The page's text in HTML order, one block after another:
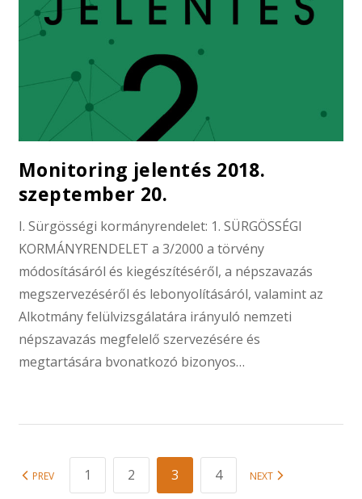
Monitoring jelentés 2018.
szeptember 20.
I. Sürgösségi kormányrendelet: 1. SÜRGÖSSÉGI
KORMÁNYRENDELET a 3/2000 a törvény
módosításáról és kiegészítéséről, a népszavazás
megszervezéséről és lebonyolításáról, valamint az
Alkotmány felülvizsgálatára irányuló nemzeti
népszavazás megfelelő szervezésére és
megtartására bvonatkozó bizonyos…
PREV 1 2 3 4 NEXT